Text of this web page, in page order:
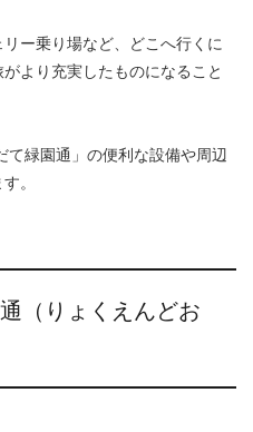
ー乗り場など、どこへ行くに
より充実したものになること
て緑園通」の便利な設備や周辺
。
（りょくえんどお